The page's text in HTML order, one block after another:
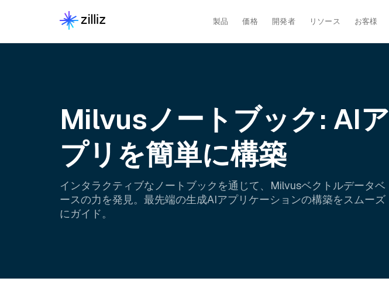
製品 価格 開発者 リソース お客様
Milvusノートブック: AIア
プリを簡単に構築
インタラクティブなノートブックを通じて、Milvusベクトルデータベ
ースの力を発見。最先端の生成AIアプリケーションの構築をスムーズ
にガイド。